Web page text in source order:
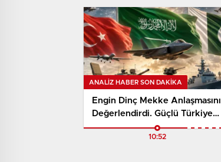
ANALIZ HABER SON DAKİKA
Engin Dinç Mekke Anlaşmasını
Değerlendirdi. Güçlü Türkiye
İçin Yeni Bir Döneme İşaret
10:52